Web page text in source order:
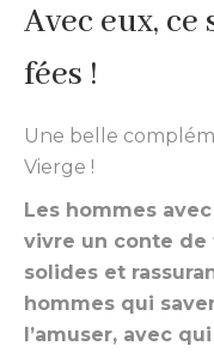
Avec eux,
fées !
Une belle
Vierge !
Les hommes
vivre un conte de
solides et
hommes qui
l’amuser, avec